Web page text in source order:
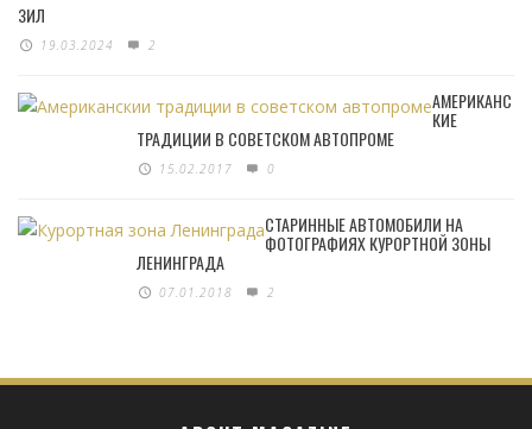
ЗИЛ
19.03.2024 2
АМЕРИКАНС
КИЕ
ТРАДИЦИИ В СОВЕТСКОМ АВТОПРОМЕ
15.02.2017 0
СТАРИННЫЕ АВТОМОБИЛИ НА
ФОТОГРАФИЯХ КУРОРТНОЙ ЗОНЫ
ЛЕНИНГРАДА
07.01.2018 2